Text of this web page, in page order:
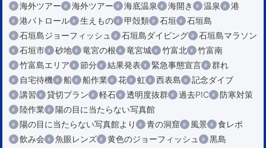
海外ツアー
海外ツアー 海底温泉 海開き 温泉
港
港パトロール
生えもの 甲殻類 石垣
石垣島
石垣島ジョーフィッシュ
石垣島ダイビング
石垣島マラソン
石垣市
砂地 竜宮の根 竜宮城 竹富北
竹富南
竹富島エリア
節分 結果発表 緊急事態宣言
群れ
自宅待機
船 船作業 花 虹 西表島
記念ダイブ
講習
貸切プラン 軽石 透明度抜群 過去PIC
防寒対策
陸作業
陽の目に当たらない写真館
陽の目に当たらない写真館より
青の洞窟 風景
食レポ
飲み会
魚眼レンズ 黄色のジョーフィッシュ
黒島